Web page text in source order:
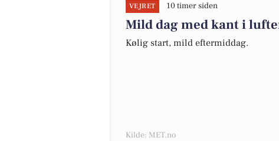
VEJRET 10 timer siden
Mild dag med kant i
Kølig start, mild eftermiddag.
Kilde: MET.no